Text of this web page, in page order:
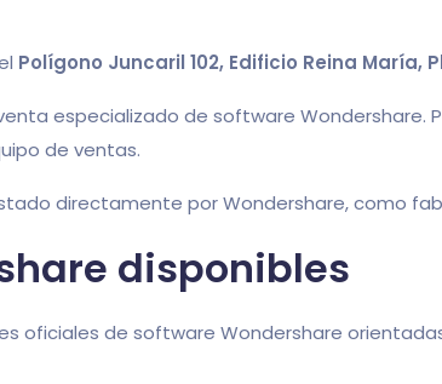
Polígono Juncaril 102, Edificio Reina María,
especializado de software Wondershare.
de ventas.
directamente por Wondershare, como
disponibles
oficiales de software Wondershare